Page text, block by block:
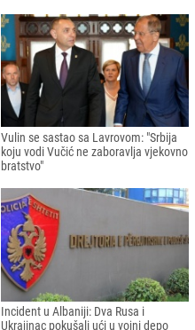
Vulin se sastao sa Lavrovom: "Srbija
koju vodi Vučić ne zaboravlja vjekovno
bratstvo"
Incident u Albaniji: Dva Rusa i
Ukrajinac pokušali ući u vojni depo